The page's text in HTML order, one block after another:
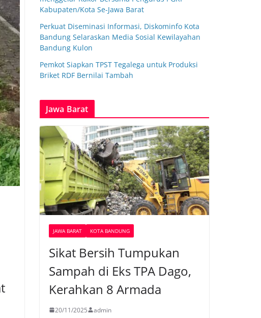
Kabupaten/Kota Se-Jawa Barat
Perkuat Diseminasi Informasi, Diskominfo Kota
Bandung Selaraskan Media Sosial Kewilayahan
Bandung Kulon
Pemkot Siapkan TPST Tegalega untuk Produksi
Briket RDF Bernilai Tambah
Jawa Barat
JAWA BARAT KOTA BANDUNG
Sikat Bersih Tumpukan
Sampah di Eks TPA Dago,
Kerahkan 8 Armada
20/11/2025 admin